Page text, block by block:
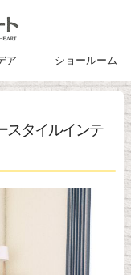
ア ショールーム
スタイルインテ